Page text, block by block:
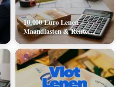
10.000 Euro Lenen –
Maandlasten & Rente
Berekenen (2026)